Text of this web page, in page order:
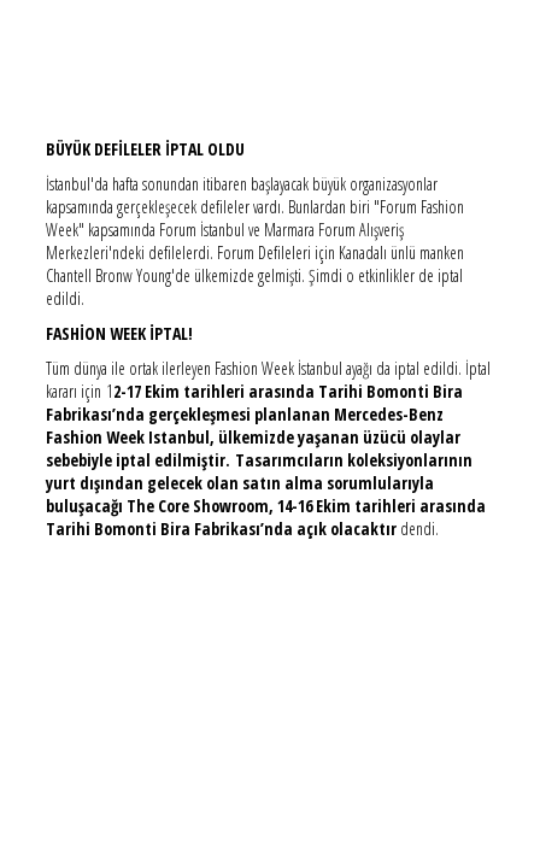
BÜYÜK DEFİLELER İPTAL OLDU
İstanbul'da hafta sonundan itibaren başlayacak büyük organizasyonlar
kapsamında gerçekleşecek defileler vardı. Bunlardan biri "Forum Fashion
Week" kapsamında Forum İstanbul ve Marmara Forum Alışveriş
Merkezleri'ndeki defilelerdi. Forum Defileleri için Kanadalı ünlü manken
Chantell Bronw Young'de ülkemizde gelmişti. Şimdi o etkinlikler de iptal
edildi.
FASHİON WEEK İPTAL!
Tüm dünya ile ortak ilerleyen Fashion Week İstanbul ayağı da iptal edildi. İptal
kararı için 12-17 Ekim tarihleri arasında Tarihi Bomonti Bira
Fabrikası’nda gerçekleşmesi planlanan Mercedes-Benz
Fashion Week Istanbul, ülkemizde yaşanan üzücü olaylar
sebebiyle iptal edilmiştir. Tasarımcıların koleksiyonlarının
yurt dışından gelecek olan satın alma sorumlularıyla
buluşacağı The Core Showroom, 14-16 Ekim tarihleri arasında
Tarihi Bomonti Bira Fabrikası’nda açık olacaktır dendi.